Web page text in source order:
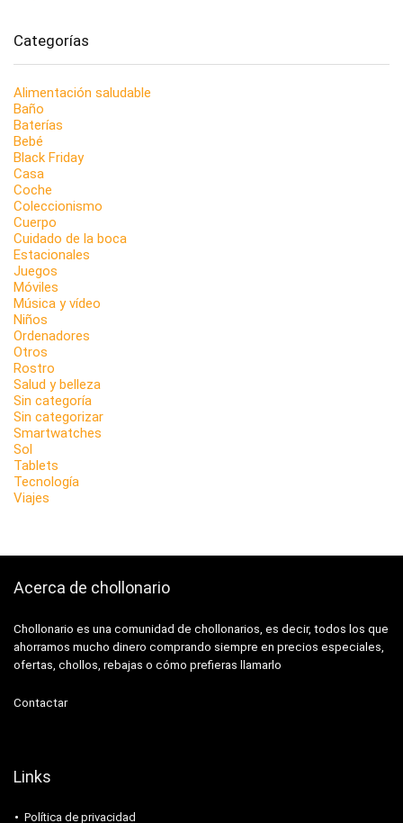
Categorías
Alimentación saludable
Baño
Baterías
Bebé
Black Friday
Casa
Coche
Coleccionismo
Cuerpo
Cuidado de la boca
Estacionales
Juegos
Móviles
Música y vídeo
Niños
Ordenadores
Otros
Rostro
Salud y belleza
Sin categoría
Sin categorizar
Smartwatches
Sol
Tablets
Tecnología
Viajes
Acerca de chollonario
Chollonario es una comunidad de chollonarios, es decir, todos los que
ahorramos mucho dinero comprando siempre en precios especiales,
ofertas, chollos, rebajas o cómo prefieras llamarlo
Contactar
Links
Política de privacidad